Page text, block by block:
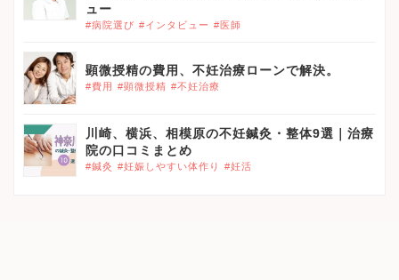
ュー
#病院選び #インタビュー #医師
顕微授精の費用、不妊治療ローンで解決。
#費用 #顕微授精 #不妊治療
川崎、横浜、相模原の不妊鍼灸・整体9選｜治療
院の口コミまとめ
#鍼灸 #妊娠しやすい体作り #妊活